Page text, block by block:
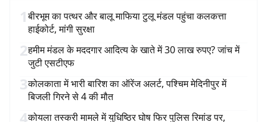
1बीरभूम का पत्थर और बालू माफिया टुलू मंडल पहुंचा कलकत्ता
हाईकोर्ट, मांगी सुरक्षा
2हमीम मंडल के मददगार आदित्य के खाते में 30 लाख रुपए? जांच में
जुटी एसटीएफ
3कोलकाता में भारी बारिश का ऑरेंज अलर्ट, पश्चिम मेदिनीपुर में
बिजली गिरने से 4 की मौत
4कोयला तस्करी मामले में युधिष्ठिर घोष फिर पुलिस रिमांड पर,